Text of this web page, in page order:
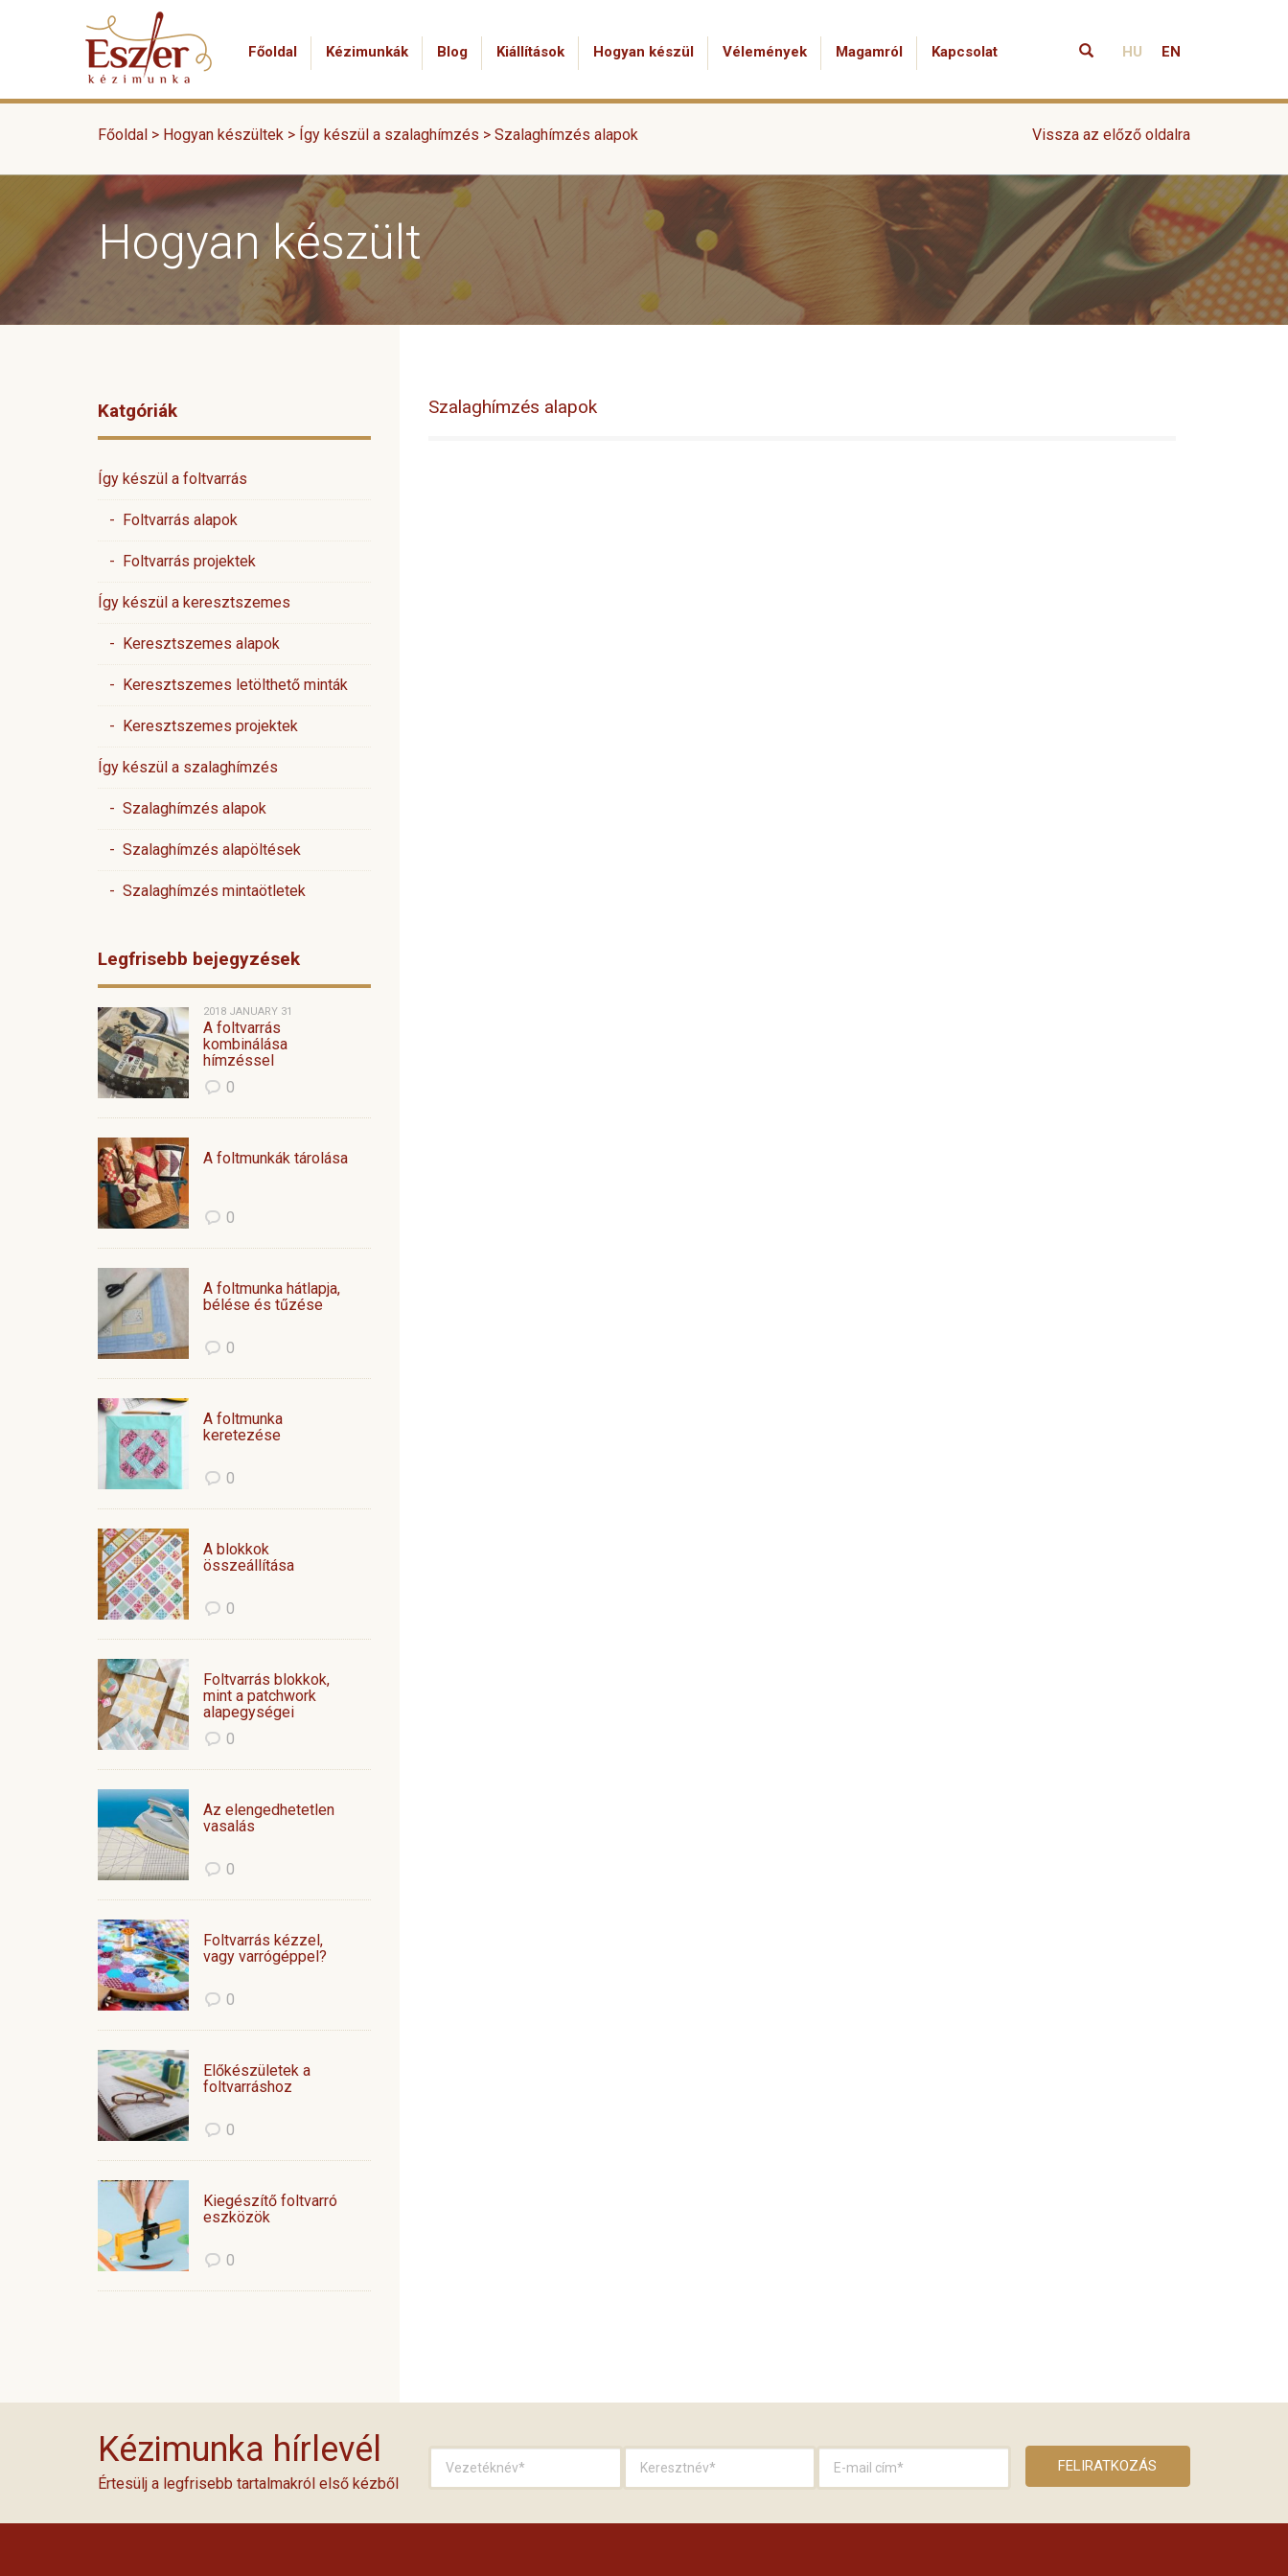
Főoldal Kézimunkák Blog Kiállítások Hogyan készül Vélemények Magamról Kapcsolat HU EN
Főoldal > Hogyan készültek Vissza az előző oldalra
> Így készül a szalaghímzés > Szalaghímzés alapok
Hogyan készült
Katgóriák
Így készül a foltvarrás
- Foltvarrás alapok
- Foltvarrás projektek
Így készül a keresztszemes
- Keresztszemes alapok
- Keresztszemes letölthető minták
- Keresztszemes projektek
Így készül a szalaghímzés
- Szalaghímzés alapok
- Szalaghímzés alapöltések
- Szalaghímzés mintaötletek
Legfrisebb bejegyzések
2018 JANUARY 31
A foltvarrás
kombinálása
hímzéssel
0
A foltmunkák tárolása
0
A foltmunka hátlapja,
bélése és tűzése
0
A foltmunka
keretezése
0
A blokkok
összeállítása
0
Foltvarrás blokkok,
mint a patchwork
alapegységei
0
Az elengedhetetlen
vasalás
0
Foltvarrás kézzel,
vagy varrógéppel?
0
Előkészületek a
foltvarráshoz
0
Kiegészítő foltvarró
eszközök
0
Szalaghímzés alapok
Kézimunka hírlevél
Értesülj a legfrisebb tartalmakról első kézből